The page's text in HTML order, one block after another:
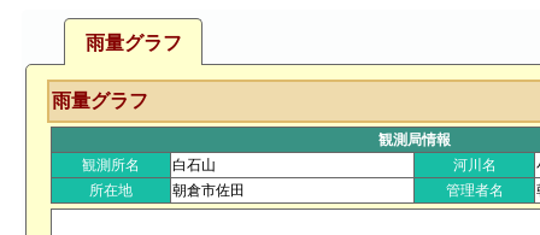
雨量グラフ